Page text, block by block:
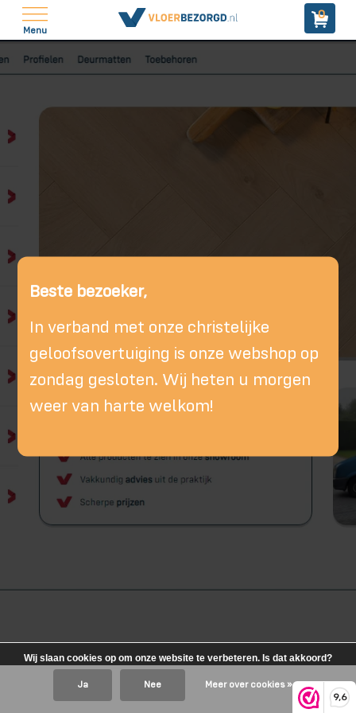
9,6
Menu
0
Beste bezoeker,
In verband met onze christelijke
geloofsovertuiging is onze webshop op
zondag gesloten. Wij heten u morgen
weer van harte welkom!
Wij slaan cookies op om onze website te verbeteren. Is dat akkoord?
Ja Nee Meer over cookies »